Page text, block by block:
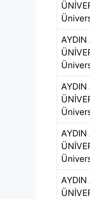
AYDIN
AYDIN
AYDIN
AYDIN